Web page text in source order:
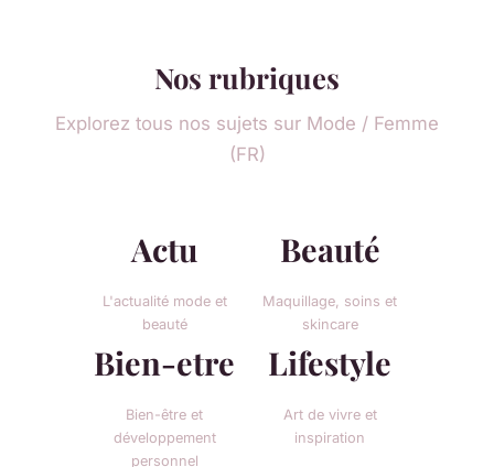
Nos rubriques
Explorez tous nos sujets sur Mode / Femme
(FR)
Actu
L'actualité mode et
beauté
Beauté
Maquillage, soins et
skincare
Bien-etre
Bien-être et
développement
personnel
Lifestyle
Art de vivre et
inspiration